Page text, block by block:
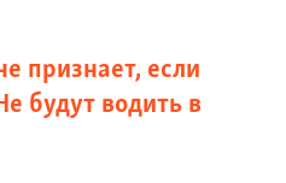
признает, если
будут водить в